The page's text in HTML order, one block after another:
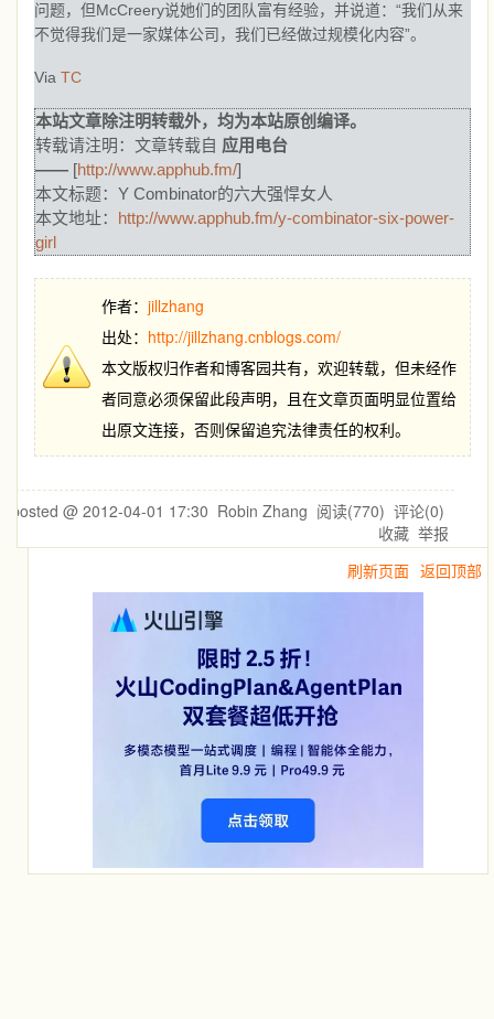
问题，但McCreery说她们的团队富有经验，并说道：“我们从来
不觉得我们是一家媒体公司，我们已经做过规模化内容”。
Via TC
本站文章除注明转载外，均为本站原创编译。
转载请注明：文章转载自 应用电台
—— [http://www.apphub.fm/]
本文标题：Y Combinator的六大强悍女人
本文地址： http://www.apphub.fm/y-combinator-six-power-
girl
作者： jillzhang
出处： http://jillzhang.cnblogs.com/
本文版权归作者和博客园共有，欢迎转载，但未经作
者同意必须保留此段声明，且在文章页面明显位置给
出原文连接，否则保留追究法律责任的权利。
posted @ 2012-04-01 17:30 Robin Zhang 阅读(770) 评论(0)
收藏 举报
刷新页面 返回顶部